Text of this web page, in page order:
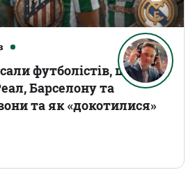
футболістів, що
Барселону та
та як «докотилися»